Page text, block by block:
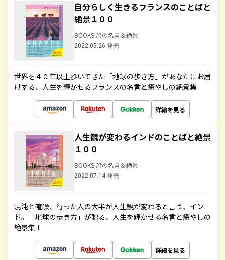
自分らしく生きるフランスのことばと
絶景１００
BOOKS 旅の名言＆絶景
2022.05.26 発売
世界を４０年以上歩いてきた「地球の歩き方」があなたにお届
けする、人生を輝かせるフランスの名言と癒やしの絶景集
詳細を見る
人生観が変わるインドのことばと絶景
１００
BOOKS 旅の名言＆絶景
2022.07.14 発売
混沌と喧噪、行った人の大半が人生観が変わると言う、イン
ド。「地球の歩き方」が贈る、人生を輝かせる名言と癒やしの
絶景集！
詳細を見る